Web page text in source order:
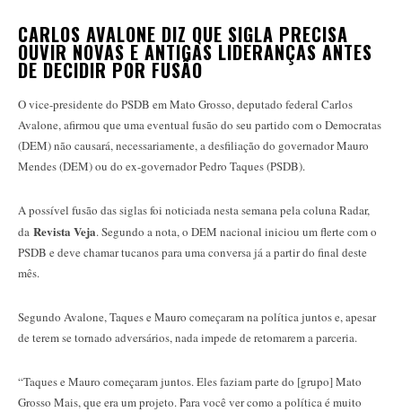
CARLOS AVALONE DIZ QUE SIGLA PRECISA
OUVIR NOVAS E ANTIGAS LIDERANÇAS ANTES
DE DECIDIR POR FUSÃO
O vice-presidente do PSDB em Mato Grosso, deputado federal Carlos
Avalone, afirmou que uma eventual fusão do seu partido com o Democratas
(DEM) não causará, necessariamente, a desfiliação do governador Mauro
Mendes (DEM) ou do ex-governador Pedro Taques (PSDB).
A possível fusão das siglas foi noticiada nesta semana pela coluna Radar,
da Revista Veja. Segundo a nota, o DEM nacional iniciou um flerte com o
PSDB e deve chamar tucanos para uma conversa já a partir do final deste
mês.
Segundo Avalone, Taques e Mauro começaram na política juntos e, apesar
de terem se tornado adversários, nada impede de retomarem a parceria.
“Taques e Mauro começaram juntos. Eles faziam parte do [grupo] Mato
Grosso Mais, que era um projeto. Para você ver como a política é muito